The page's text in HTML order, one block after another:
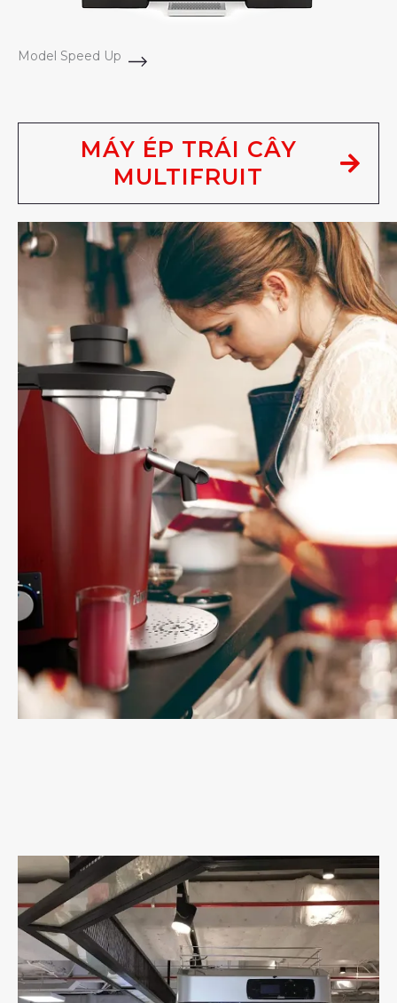
Model Speed Up
MÁY ÉP TRÁI CÂY
MULTIFRUIT